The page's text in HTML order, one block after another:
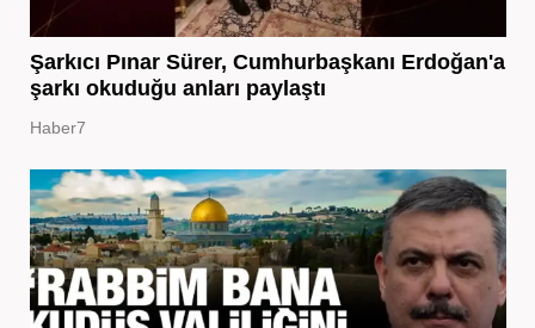
Şarkıcı Pınar Sürer, Cumhurbaşkanı Erdoğan'a
şarkı okuduğu anları paylaştı
Haber7